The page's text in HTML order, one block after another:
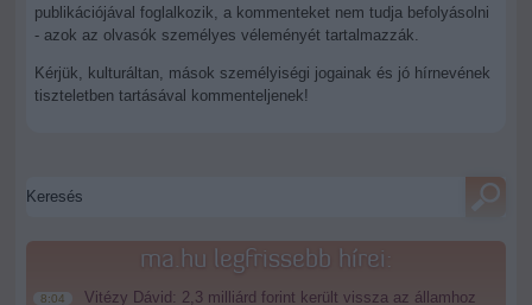
publikációjával foglalkozik, a kommenteket nem tudja befolyásolni
- azok az olvasók személyes véleményét tartalmazzák.
Kérjük, kulturáltan, mások személyiségi jogainak és jó hírnevének
tiszteletben tartásával kommenteljenek!
ma.hu legfrissebb hírei:
8:04
Vitézy Dávid: 2,3 milliárd forint került vissza az államhoz